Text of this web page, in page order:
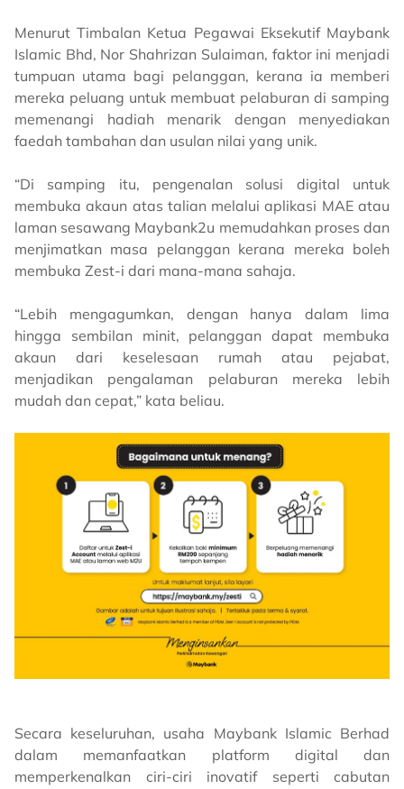
Menurut Timbalan Ketua Pegawai Eksekutif Maybank
Islamic Bhd, Nor Shahrizan Sulaiman, faktor ini menjadi
tumpuan utama bagi pelanggan, kerana ia memberi
mereka peluang untuk membuat pelaburan di samping
memenangi hadiah menarik dengan menyediakan
faedah tambahan dan usulan nilai yang unik.
“Di samping itu, pengenalan solusi digital untuk
membuka akaun atas talian melalui aplikasi MAE atau
laman sesawang Maybank2u memudahkan proses dan
menjimatkan masa pelanggan kerana mereka boleh
membuka Zest-i dari mana-mana sahaja.
“Lebih mengagumkan, dengan hanya dalam lima
hingga sembilan minit, pelanggan dapat membuka
akaun dari keselesaan rumah atau pejabat,
menjadikan pengalaman pelaburan mereka lebih
mudah dan cepat,” kata beliau.
Secara keseluruhan, usaha Maybank Islamic Berhad
dalam memanfaatkan platform digital dan
memperkenalkan ciri-ciri inovatif seperti cabutan